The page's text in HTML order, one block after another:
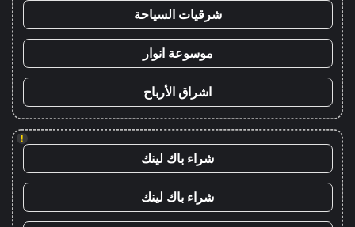
شرقيات السياحة
موسوعة انوار
اشراق الأرباح
!
شراء باك لينك
شراء باك لينك